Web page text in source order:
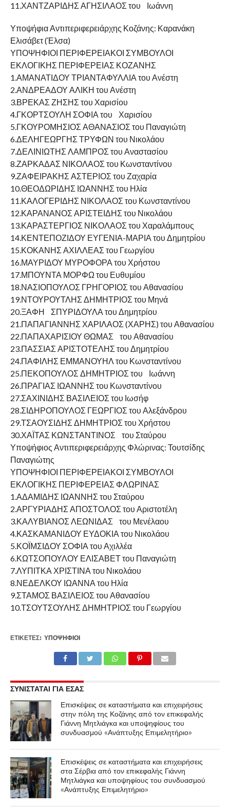
11.ΧΑΝΤΖΑΡΙΔΗΣ ΑΓΗΣΙΛΑΟΣ του Ιωάννη
Υποψήφια Αντιπεριφερειάρχης Κοζάνης: Καρανάκη
Ελισάβετ (Έλσα)
ΥΠΟΨΗΦΙΟΙ ΠΕΡΙΦΕΡΕΙΑΚΟΙ ΣΥΜΒΟΥΛΟΙ
ΕΚΛΟΓΙΚΗΣ ΠΕΡΙΦΕΡΕΙΑΣ ΚΟΖΑΝΗΣ
1.ΑΜΑΝΑΤΙΔΟΥ ΤΡΙΑΝΤΑΦΥΛΛΙΑ του Ανέστη
2.ΑΝΔΡΕΑΔΟΥ ΑΛΙΚΗ του Ανέστη
3.ΒΡΕΚΑΣ ΖΗΣΗΣ του Χαρισίου
4.ΓΚΟΡΤΣΟΥΛΗ ΣΟΦΙΑ του Χαρισίου
5.ΓΚΟΥΡΟΜΗΣΙΟΣ ΑΘΑΝΑΣΙΟΣ του Παναγιώτη
6.ΔΕΛΗΓΕΩΡΓΗΣ ΤΡΥΦΩΝ του Νικολάου
7.ΔΕΛΙΝΙΩΤΗΣ ΛΑΜΠΡΟΣ του Αναστασίου
8.ΖΑΡΚΑΔΑΣ ΝΙΚΟΛΑΟΣ του Κωνσταντίνου
9.ΖΑΦΕΙΡΑΚΗΣ ΑΣΤΕΡΙΟΣ του Ζαχαρία
10.ΘΕΟΔΩΡΙΔΗΣ ΙΩΑΝΝΗΣ του Ηλία
11.ΚΑΛΟΓΕΡΙΔΗΣ ΝΙΚΟΛΑΟΣ του Κωνσταντίνου
12.ΚΑΡΑΝΑΝΟΣ ΑΡΙΣΤΕΙΔΗΣ του Νικολάου
13.ΚΑΡΑΣΤΕΡΓΙΟΣ ΝΙΚΟΛΑΟΣ του Χαραλάμπους
14.ΚΕΝΤΕΠΟΖΙΔΟΥ ΕΥΓΕΝΙΑ-ΜΑΡΙΑ του Δημητρίου
15.ΚΟΚΑΝΗΣ ΑΧΙΛΛΕΑΣ του Γεωργίου
16.ΜΑΥΡΙΔΟΥ ΜΥΡΟΦΟΡΑ του Χρήστου
17.ΜΠΟΥΝΤΑ ΜΟΡΦΩ του Ευθυμίου
18.ΝΑΣΙΟΠΟΥΛΟΣ ΓΡΗΓΟΡΙΟΣ του Αθανασίου
19.ΝΤΟΥΡΟΥΤΛΗΣ ΔΗΜΗΤΡΙΟΣ του Μηνά
20.ΞΑΦΗ ΣΠΥΡΙΔΟΥΛΑ του Δημητρίου
21.ΠΑΠΑΓΙΑΝΝΗΣ ΧΑΡΙΛΑΟΣ (ΧΑΡΗΣ) του Αθανασίου
22.ΠΑΠΑΧΑΡΙΣΙΟΥ ΘΩΜΑΣ του Αθανασίου
23.ΠΑΣΣΙΑΣ ΑΡΙΣΤΟΤΕΛΗΣ του Δημητρίου
24.ΠΑΦΙΛΗΣ ΕΜΜΑΝΟΥΗΛ του Κωνσταντίνου
25.ΠΕΚΟΠΟΥΛΟΣ ΔΗΜΗΤΡΙΟΣ του Ιωάννη
26.ΠΡΑΓΙΑΣ ΙΩΑΝΝΗΣ του Κωνσταντίνου
27.ΣΑΧΙΝΙΔΗΣ ΒΑΣΙΛΕΙΟΣ του Ιωσήφ
28.ΣΙΔΗΡΟΠΟΥΛΟΣ ΓΕΩΡΓΙΟΣ του Αλεξάνδρου
29.ΤΣΑΟΥΣΙΔΗΣ ΔΗΜΗΤΡΙΟΣ του Χρήστου
30.ΧΑΪΤΑΣ ΚΩΝΣΤΑΝΤΙΝΟΣ του Σταύρου
Υποψήφιος Αντιπεριφερειάρχης Φλώρινας: Τουτσίδης
Παναγιώτης
ΥΠΟΨΗΦΙΟΙ ΠΕΡΙΦΕΡΕΙΑΚΟΙ ΣΥΜΒΟΥΛΟΙ
ΕΚΛΟΓΙΚΗΣ ΠΕΡΙΦΕΡΕΙΑΣ ΦΛΩΡΙΝΑΣ
1.ΑΔΑΜΙΔΗΣ ΙΩΑΝΝΗΣ του Σταύρου
2.ΑΡΓΥΡΙΑΔΗΣ ΑΠΟΣΤΟΛΟΣ του Αριστοτέλη
3.ΚΑΛΥΒΙΑΝΟΣ ΛΕΩΝΙΔΑΣ του Μενέλαου
4.ΚΑΣΚΑΜΑΝΙΔΟΥ ΕΥΔΟΚΙΑ του Νικολάου
5.ΚΟΪΜΣΙΔΟΥ ΣΟΦΙΑ του Αχιλλέα
6.ΚΩΤΣΟΠΟΥΛΟΥ ΕΛΙΣΑΒΕΤ του Παναγιώτη
7.ΛΥΠΙΤΚΑ ΧΡΙΣΤΙΝΑ του Νικολάου
8.ΝΕΔΕΛΚΟΥ ΙΩΑΝΝΑ του Ηλία
9.ΣΤΑΜΟΣ ΒΑΣΙΛΕΙΟΣ του Αθανασίου
10.ΤΣΟΥΤΣΟΥΛΗΣ ΔΗΜΗΤΡΙΟΣ του Γεωργίου
ΕΤΙΚΕΤΕΣ: ΥΠΟΨΉΦΙΟΙ
ΣΥΝΙΣΤΑΤΑΙ ΓΙΑ ΕΣΑΣ
Επισκέψεις σε καταστήματα και επιχειρήσεις
στην πόλη της Κοζάνης από τον επικεφαλής
Γιάννη Μητλιάγκα και υποψηφίους του
συνδυασμού «Ανάπτυξης Επιμελητήριο»
Επισκέψεις σε καταστήματα και επιχειρήσεις
στα Σέρβια από τον επικεφαλής Γιάννη
Μητλιάγκα και υποψηφίους του συνδυασμού
«Ανάπτυξης Επιμελητήριο»